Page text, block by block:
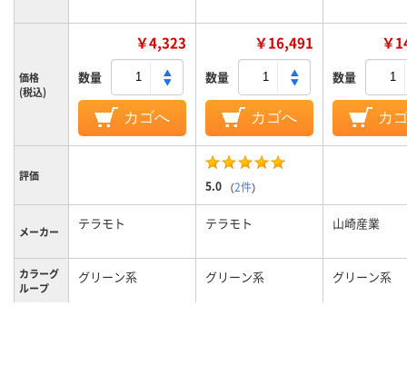
価格
(税込)
￥4,323
数量
カゴへ
￥16,491
数量
カゴへ
￥
数量
カ
評価
5.0 （2件）
メーカー テラモト テラモト 山崎産業
カラーグ
ループ
グリーン系 グリーン系 グリーン系